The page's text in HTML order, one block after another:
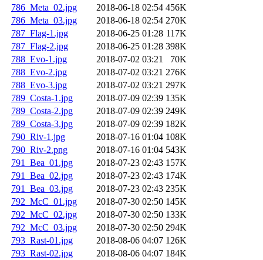
786_Meta_02.jpg
2018-06-18 02:54 456K
786_Meta_03.jpg
2018-06-18 02:54 270K
787_Flag-1.jpg
2018-06-25 01:28 117K
787_Flag-2.jpg
2018-06-25 01:28 398K
788_Evo-1.jpg
2018-07-02 03:21
70K
788_Evo-2.jpg
2018-07-02 03:21 276K
788_Evo-3.jpg
2018-07-02 03:21 297K
789_Costa-1.jpg
2018-07-09 02:39 135K
789_Costa-2.jpg
2018-07-09 02:39 249K
789_Costa-3.jpg
2018-07-09 02:39 182K
790_Riv-1.jpg
2018-07-16 01:04 108K
790_Riv-2.png
2018-07-16 01:04 543K
791_Bea_01.jpg
2018-07-23 02:43 157K
791_Bea_02.jpg
2018-07-23 02:43 174K
791_Bea_03.jpg
2018-07-23 02:43 235K
792_McC_01.jpg
2018-07-30 02:50 145K
792_McC_02.jpg
2018-07-30 02:50 133K
792_McC_03.jpg
2018-07-30 02:50 294K
793_Rast-01.jpg
2018-08-06 04:07 126K
793_Rast-02.jpg
2018-08-06 04:07 184K